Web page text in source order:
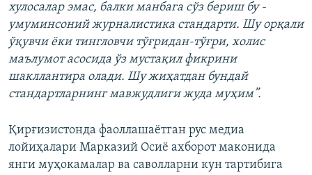
хулосалар эмас, балки манбага сўз бериш бу -
умуминсоний журналистика стандарти. Шу орқали
ўқувчи ёки тингловчи тўғридан-тўғри, холис
маълумот асосида ўз мустақил фикрини
шакллантира олади. Шу жиҳатдан бундай
стандартларнинг мавжудлиги жуда муҳим”.
Қирғизистонда фаоллашаётган рус медиа
лойиҳалари Марказий Осиё ахборот маконида
янги муҳокамалар ва саволларни кун тартибига